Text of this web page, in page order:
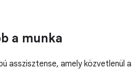
a munka
asszisztense, amely közvetlenül a